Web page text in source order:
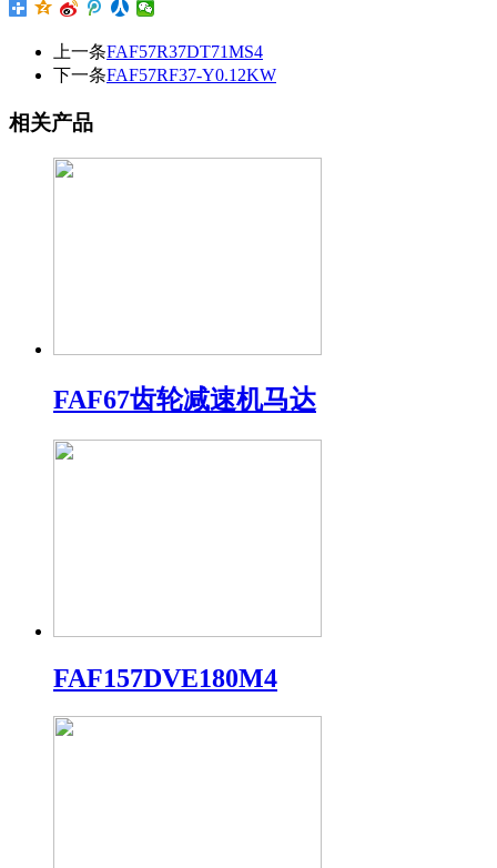
上一条FAF57R37DT71MS4
下一条FAF57RF37-Y0.12KW
相关产品
FAF67齿轮减速机马达
FAF157DVE180M4